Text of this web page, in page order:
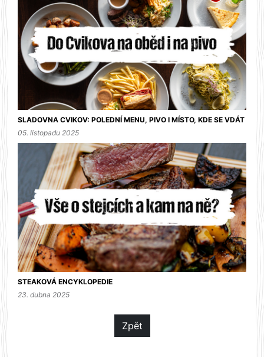
SLADOVNA CVIKOV: POLEDNÍ MENU, PIVO I MÍSTO, KDE SE VDÁT
05. listopadu 2025
STEAKOVÁ ENCYKLOPEDIE
23. dubna 2025
Zpět